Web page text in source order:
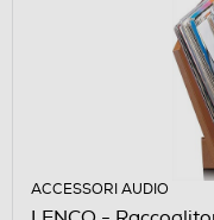
ACCESSORI AUDIO